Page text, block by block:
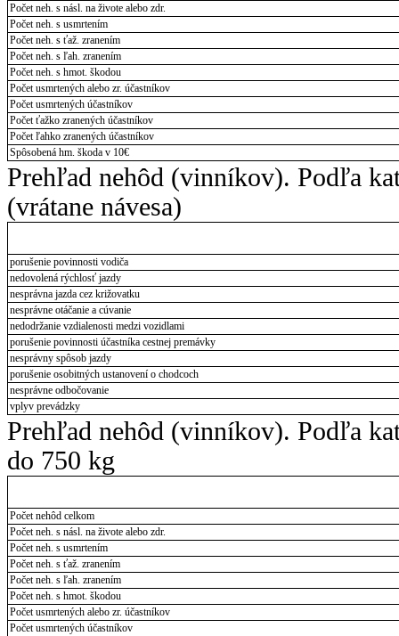
Počet neh. s násl. na živote alebo zdr.
Počet neh. s usmrtením
Počet neh. s ťaž. zranením
Počet neh. s ľah. zranením
Počet neh. s hmot. škodou
Počet usmrtených alebo zr. účastníkov
Počet usmrtených účastníkov
Počet ťažko zranených účastníkov
Počet ľahko zranených účastníkov
Spôsobená hm. škoda v 10€
Prehľad nehôd (vinníkov). Podľa
(vrátane návesa)
porušenie povinnosti vodiča
nedovolená rýchlosť jazdy
nesprávna jazda cez križovatku
nesprávne otáčanie a cúvanie
nedodržanie vzdialenosti medzi vozidlami
porušenie povinnosti účastníka cestnej premávky
nesprávny spôsob jazdy
porušenie osobitných ustanovení o chodcoch
nesprávne odbočovanie
vplyv prevádzky
Prehľad nehôd (vinníkov). Podľa
do 750 kg
Počet nehôd celkom
Počet neh. s násl. na živote alebo zdr.
Počet neh. s usmrtením
Počet neh. s ťaž. zranením
Počet neh. s ľah. zranením
Počet neh. s hmot. škodou
Počet usmrtených alebo zr. účastníkov
Počet usmrtených účastníkov